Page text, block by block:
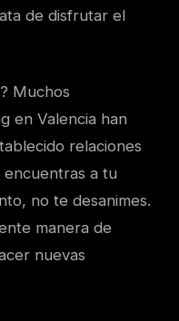
de disfrutar el
Muchos
en Valencia han
relaciones
encuentras a tu
no te desanimes.
manera de
nuevas